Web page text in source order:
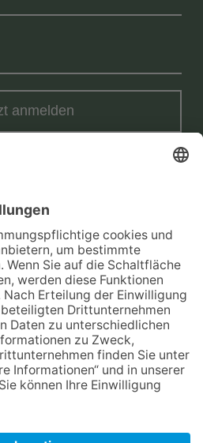
anmelden
erkläre ich mich mit der
District einverstanden.
Versand